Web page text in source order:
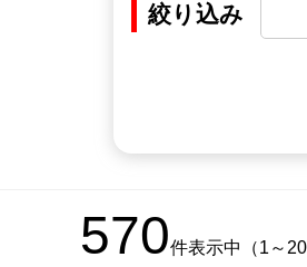
絞り込み
570件表示中（1～20